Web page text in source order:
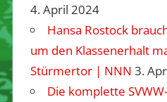
4. April 2024
Hansa Rostock
um den Klassenerhalt
Stürmertor | NNN 3.
Die komplette